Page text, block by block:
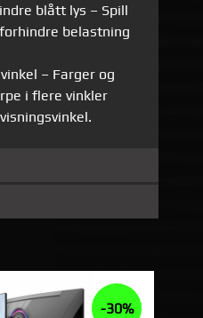
blått lys – Spill
belastning
– Farger og
i flere vinkler
-30%